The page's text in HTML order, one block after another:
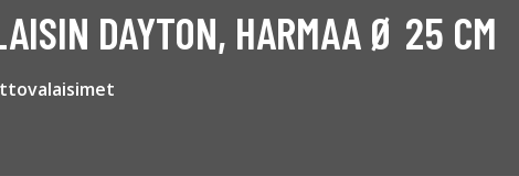
DAYTON, HARMAA Ø 25 CM